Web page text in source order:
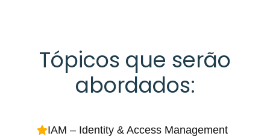
Tópicos que serão
abordados:
IAM – Identity & Access Management